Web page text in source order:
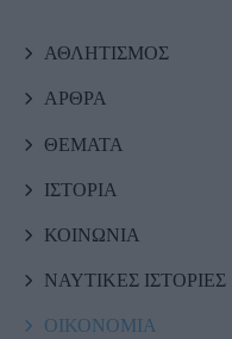
ΑΘΛΗΤΙΣΜΟΣ
ΑΡΘΡΑ
ΘΕΜΑΤΑ
ΙΣΤΟΡΙΑ
ΚΟΙΝΩΝΙΑ
ΝΑΥΤΙΚΕΣ ΙΣΤΟΡΙΕΣ
ΟΙΚΟΝΟΜΙΑ